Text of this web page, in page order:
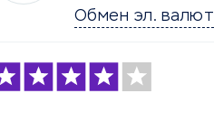
Обмен эл. валют